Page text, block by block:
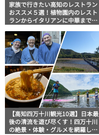
家族で行きたい高知のレストラン
おススメ５選！植物園内のレスト
ランからイタリアンに中華まで楽
【高知四万十川観光10選】日本最
後の清流を遊び尽くす！四万十川
の絶景・体験・グルメを網羅した